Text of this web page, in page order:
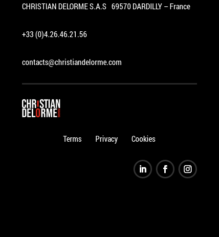
CHRISTIAN DELORME S.A.S 69570 DARDILLY – France
+33 (0)4.26.46.21.56
contacts@christiandelorme.com
Terms Privacy Cookies